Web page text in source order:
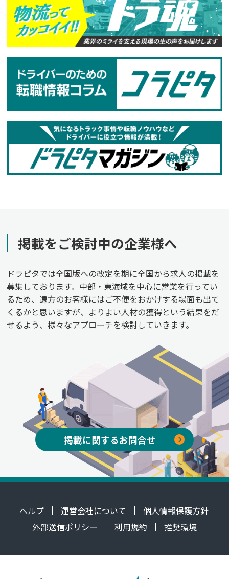
掲載をご検討中の企業様へ
ドラピタでは全国版への改定を期に全国から求人の掲載を
募集しております。中部・東海域を中心に営業を行ってい
るため、遠方のお客様にはご不便をおかけする場面も出て
くるかと思いますが、よりよい人材の獲得という結果をだ
せるよう、様々なアプローチを検討していきます。
掲載に関するお問合せ
ヘルプ 運営会社について
個人情報保護方針
外部送信ポリシー
利用規約 推奨環境